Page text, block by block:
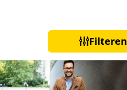
Filteren